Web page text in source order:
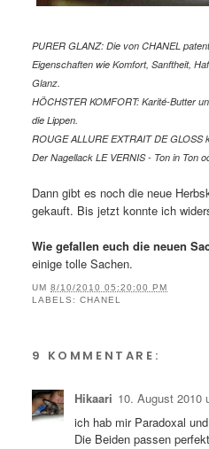
PURER GLANZ: Die von CHANEL
Eigenschaften wie Komfort, Sanftheit,
Glanz.
HÖCHSTER KOMFORT: Karité-Butter
die Lippen.
ROUGE ALLURE EXTRAIT DE
Der Nagellack LE VERNIS - Ton in Ton
Dann gibt es noch die neue
gekauft. Bis jetzt konnte ich
Wie gefallen euch die neuen
einige tolle Sachen.
UM8/10/2010 05:20:00 PM
LABELS:CHANEL
9 KOMMENTARE:
Hikaari 10. August 2010
ich hab mir Paradoxal
Die Beiden passen